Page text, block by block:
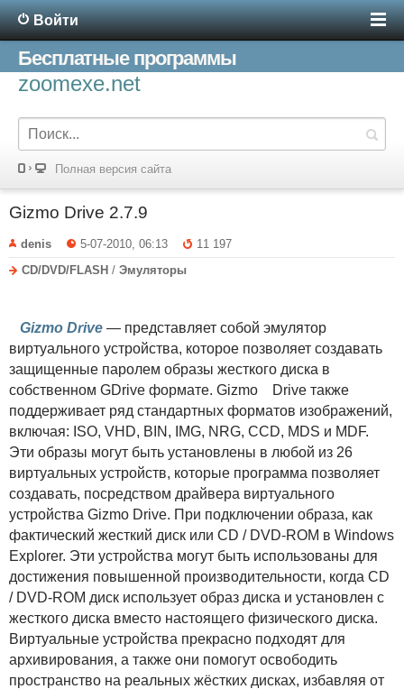
Войти
Бесплатные программы
zoomexe.net
Полная версия сайта
Gizmo Drive 2.7.9
denis 5-07-2010, 06:13
11 197
CD/DVD/FLASH / Эмуляторы
Gizmo Drive — представляет собой эмулятор
виртуального устройства, которое позволяет создавать
защищенные паролем образы жесткого диска в
собственном GDrive формате. Gizmo Drive также
поддерживает ряд стандартных форматов изображений,
включая: ISO, VHD, BIN, IMG, NRG, CCD, MDS и MDF.
Эти образы могут быть установлены в любой из 26
виртуальных устройств, которые программа позволяет
создавать, посредством драйвера виртуального
устройства Gizmo Drive. При подключении образа, как
фактический жесткий диск или CD / DVD-ROM в Windows
Explorer. Эти устройства могут быть использованы для
достижения повышенной производительности, когда CD
/ DVD-ROM диск использует образ диска и установлен с
жесткого диска вместо настоящего физического диска.
Виртуальные устройства прекрасно подходят для
архивирования, а также они помогут освободить
пространство на реальных жёстких дисках, избавляя от